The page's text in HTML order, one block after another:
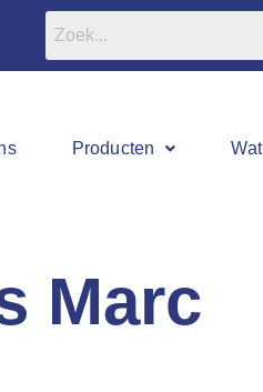
Producten
Marc